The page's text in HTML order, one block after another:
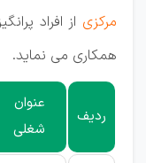
مرکزی از افراد
همکاری می نماید.
ردیف
عنوان
شغلی